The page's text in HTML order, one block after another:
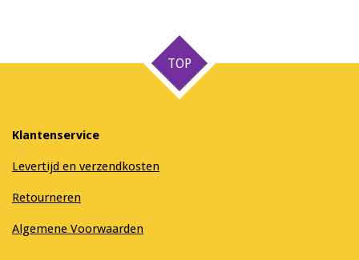
TOP
Klantenservice
Levertijd en verzendkosten
Retourneren
Algemene Voorwaarden